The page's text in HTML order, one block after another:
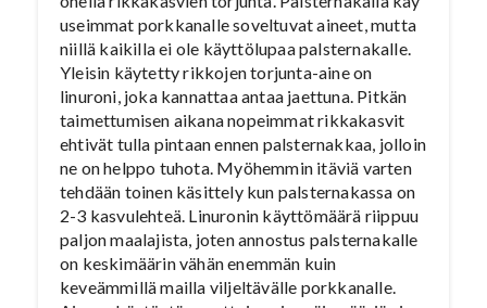
useimmat porkkanalle soveltuvat aineet, mutta
niillä kaikilla ei ole käyttölupaa palsternakalle.
Yleisin käytetty rikkojen torjunta-aine on
linuroni, joka kannattaa antaa jaettuna. Pitkän
taimettumisen aikana nopeimmat rikkakasvit
ehtivät tulla pintaan ennen palsternakkaa, jolloin
ne on helppo tuhota. Myöhemmin itäviä varten
tehdään toinen käsittely kun palsternakassa on
2-3 kasvulehteä. Linuronin käyttömäärä riippuu
paljon maalajista, joten annostus palsternakalle
on keskimäärin vähän enemmän kuin
keveämmillä mailla viljeltävälle porkkanalle.